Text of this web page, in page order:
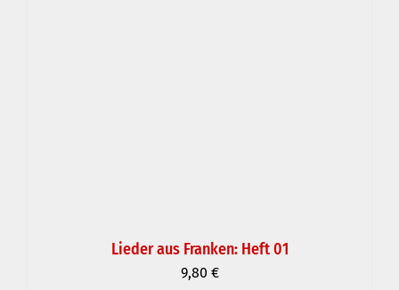
Lieder aus Franken: Heft 01
9,80 €